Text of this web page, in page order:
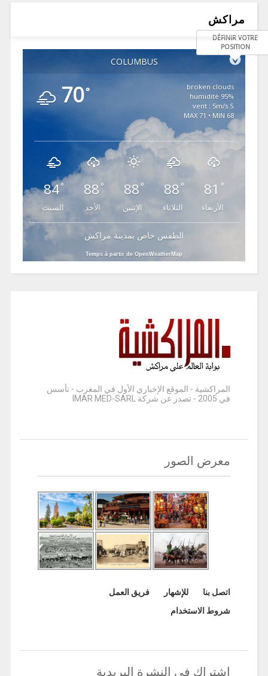
مراكش
COLUMBUS
DÉFINIR VOTRE
POSITION
70°
broken clouds
95% humidité
vent : 5m/s S
MAX 71 • MIN 68
84°
السبت
88 °
الأحد
88°
الإثنين
88 °
الثلاثاء
81 °
الأربعاء
الطقس خاص بمدينة مراكش
Temps à partir de OpenWeatherMap
المراكشية - الموقع الإخباري الأول في المغرب - تأسس
في 2005 - تصدر عن شركة IMAR MED-SARL
معرض الصور
اتصل بنا للإشهار
فريق العمل
شروط الاستخدام
اشتراك في النشرة البريدية